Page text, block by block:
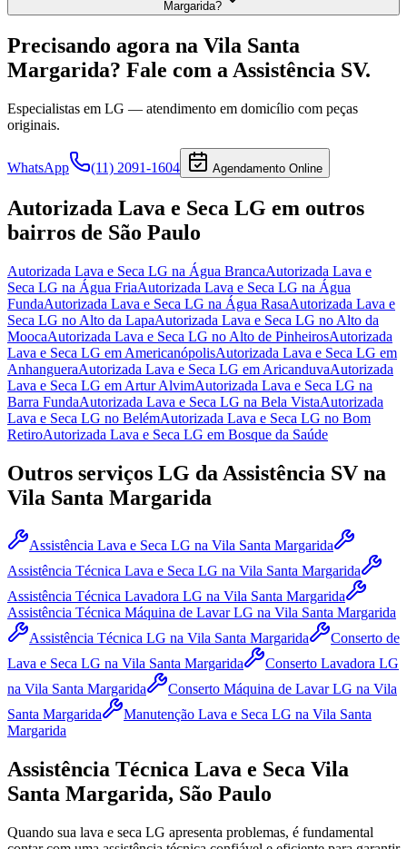
Margarida?
Precisando agora na Vila Santa
Margarida? Fale com a Assistência SV.
Especialistas em LG — atendimento em domicílio com peças
originais.
WhatsApp (11) 2091-1604 Agendamento Online
Autorizada Lava e Seca LG em outros
bairros de São Paulo
Autorizada Lava e Seca LG na Água BrancaAutorizada Lava e
Seca LG na Água FriaAutorizada Lava e Seca LG na Água
FundaAutorizada Lava e Seca LG na Água RasaAutorizada Lava e
Seca LG no Alto da LapaAutorizada Lava e Seca LG no Alto da
MoocaAutorizada Lava e Seca LG no Alto de PinheirosAutorizada
Lava e Seca LG em AmericanópolisAutorizada Lava e Seca LG em
AnhangueraAutorizada Lava e Seca LG em AricanduvaAutorizada
Lava e Seca LG em Artur AlvimAutorizada Lava e Seca LG na
Barra FundaAutorizada Lava e Seca LG na Bela VistaAutorizada
Lava e Seca LG no BelémAutorizada Lava e Seca LG no Bom
RetiroAutorizada Lava e Seca LG em Bosque da Saúde
Outros serviços LG da Assistência SV na
Vila Santa Margarida
Assistência Lava e Seca LG na Vila Santa Margarida
Assistência Técnica Lava e Seca LG na Vila Santa Margarida
Assistência Técnica Lavadora LG na Vila Santa Margarida
Assistência Técnica Máquina de Lavar LG na Vila Santa Margarida
Assistência Técnica LG na Vila Santa Margarida
Conserto de
Lava e Seca LG na Vila Santa Margarida
Conserto Lavadora LG
na Vila Santa Margarida
Conserto Máquina de Lavar LG na Vila
Santa Margarida
Manutenção Lava e Seca LG na Vila Santa
Margarida
Assistência Técnica Lava e Seca Vila
Santa Margarida, São Paulo
Quando sua lava e seca LG apresenta problemas, é fundamental